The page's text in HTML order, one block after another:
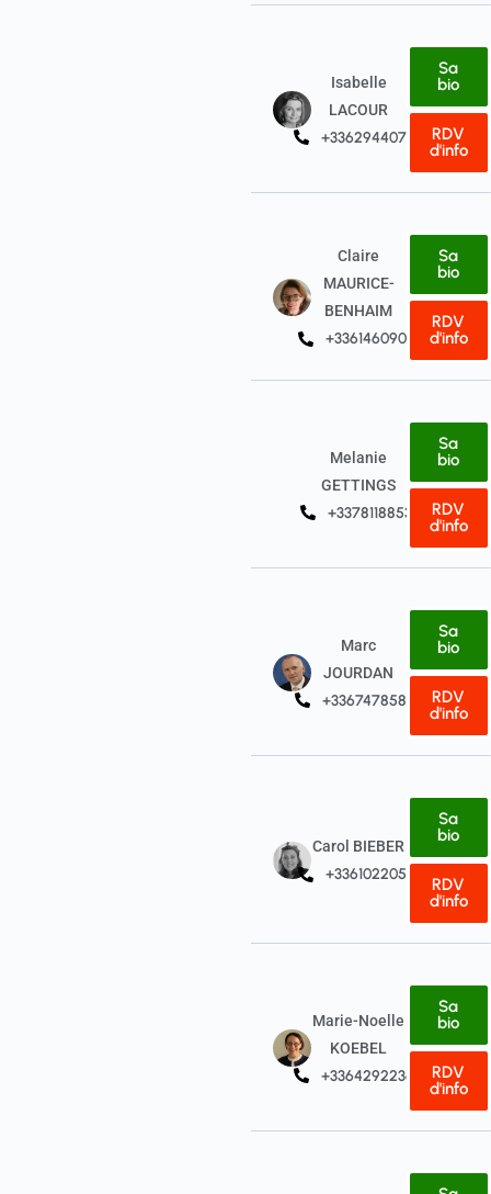
Isabelle
LACOUR
+33629440736
Sa
bio
RDV
d'info
Claire
MAURICE-
BENHAIM
+33614609091
Sa
bio
RDV
d'info
Melanie
GETTINGS
+33781188531
Sa
bio
RDV
d'info
Marc
JOURDAN
+33674785835
Sa
bio
RDV
d'info
Carol BIEBER
+33610220515
Sa
bio
RDV
d'info
Marie-Noelle
KOEBEL
+33642922368
Sa
bio
RDV
d'info